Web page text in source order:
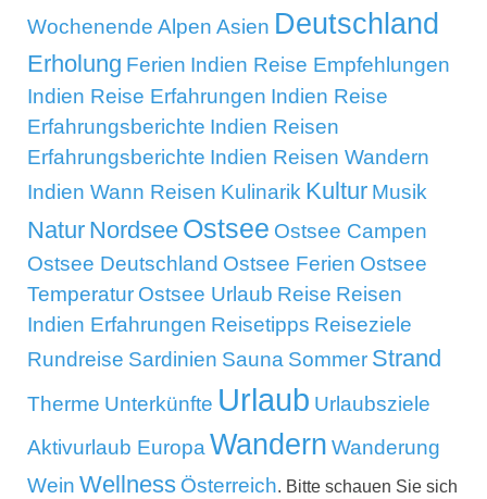
Wochenende Alpen Asien Deutschland
Erholung Ferien Indien Reise Empfehlungen
Indien Reise Erfahrungen Indien Reise
Erfahrungsberichte Indien Reisen
Erfahrungsberichte Indien Reisen Wandern
Indien Wann Reisen Kulinarik Kultur Musik
Natur Nordsee Ostsee Ostsee Campen
Ostsee Deutschland Ostsee Ferien Ostsee
Temperatur Ostsee Urlaub Reise Reisen
Indien Erfahrungen Reisetipps Reiseziele
Rundreise Sardinien Sauna Sommer Strand
Therme Unterkünfte Urlaub Urlaubsziele
Aktivurlaub Europa Wandern Wanderung
Wein Wellness Österreich. Bitte schauen Sie sich